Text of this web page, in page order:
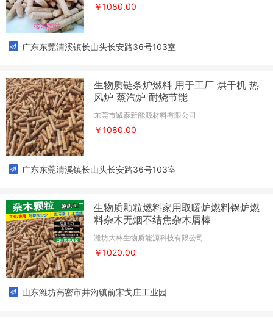
￥1080.00
广东东莞清溪镇长山头长安路36号103室
生物质链条炉燃料 用于工厂 烘干机 热
风炉 蒸汽炉 耐烧节能
东莞市诚泰新能源材料有限公司
￥1080.00
广东东莞清溪镇长山头长安路36号103室
生物质颗粒燃料家用取暖炉燃料锅炉燃
料杂木无烟不结焦杂木屑棒
潍坊大林生物质能源科技有限公司
￥1020.00
山东潍坊高密市井沟镇前宋戈庄工业园